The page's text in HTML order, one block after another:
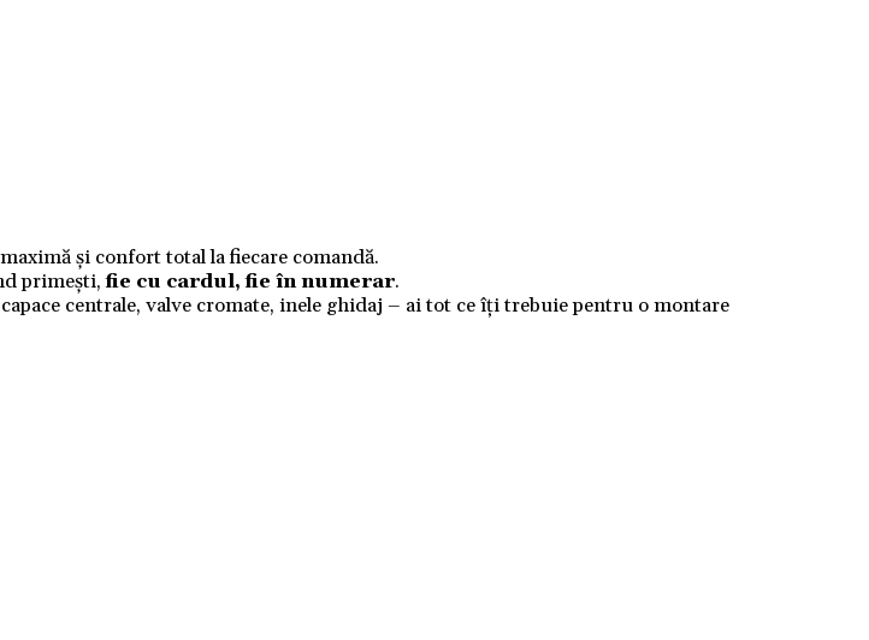
și confort total la fiecare comandă.
primești,fie cu cardul, fie în numerar.
centrale, valve cromate, inele ghidaj – ai tot ce îți trebuie pentru o montare